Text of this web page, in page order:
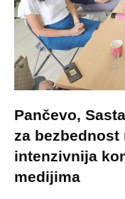
Pančevo,
za bezbednost
intenzivnija
medijima